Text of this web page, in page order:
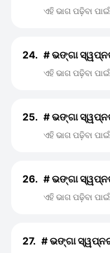
ଏହି ଭାଗ ପଢ଼ିବା
24. # ଭଙ୍ଗା
ଏହି ଭାଗ ପଢ଼ିବା
25. # ଭଙ୍ଗା
ଏହି ଭାଗ ପଢ଼ିବା
26. # ଭଙ୍ଗା
ଏହି ଭାଗ ପଢ଼ିବା
27. # ଭଙ୍ଗା